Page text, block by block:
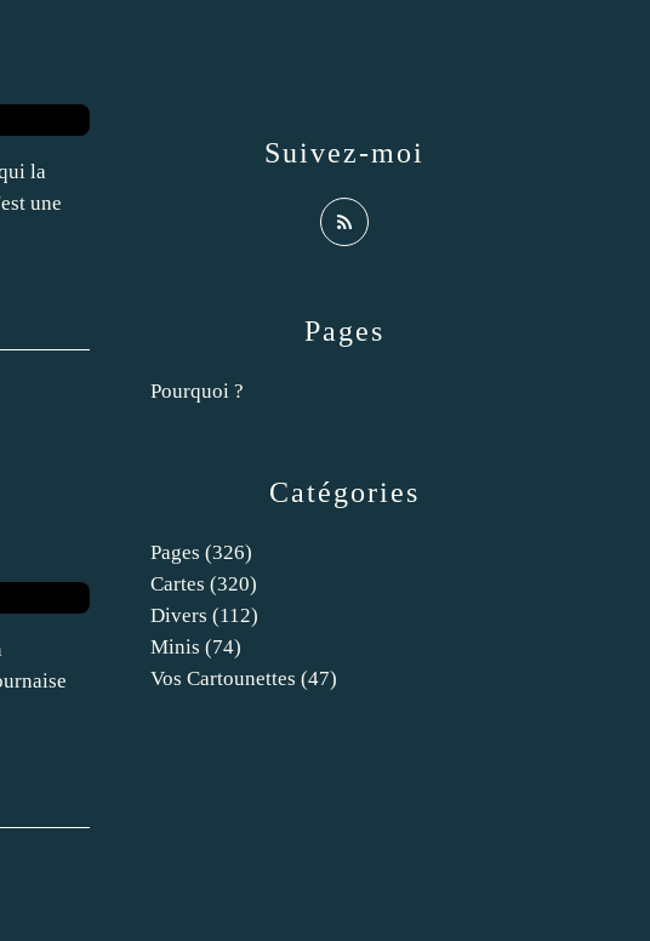
la
une
Catégories
Pages (326)
Cartes (320)
Divers (112)
Minis (74)
Vos Cartounettes (47)
Pages
Pourquoi ?
Suivez-moi